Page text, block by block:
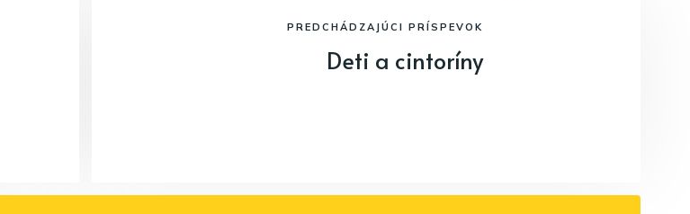
PREDCHÁDZAJÚCI PRÍSPEVOK
Deti a cintoríny